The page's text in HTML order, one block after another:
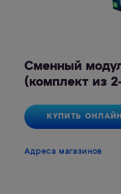
Сменный
(комплект из
КУПИТЬ ОНЛАЙН
Адреса магазинов